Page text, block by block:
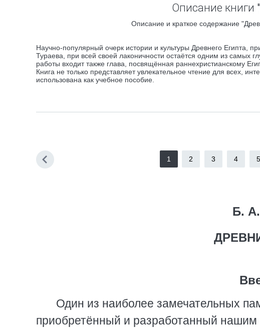
Описание книги
Описание и краткое содержание
Научно-популярный очерк истории и культуры Древнего Египта,
Тураева, при всей своей лаконичности остаётся одним из самых
работы входит также глава, посвящённая раннехристианскому
Книга не только представляет увлекательное чтение для всех,
использована как учебное пособие.
1 2 3 4 5
Б.
Один из наиболее замечательных
приобретённый и разработанный